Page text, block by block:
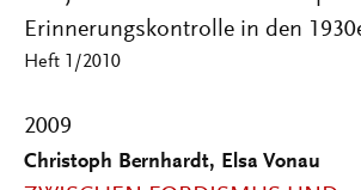
Erinnerungskontrolle in den
Heft 1/2010
2009
Christoph Bernhardt, Elsa Vonau